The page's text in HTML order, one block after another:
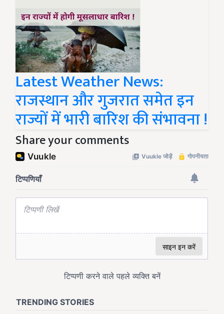
Latest Weather News:
राजस्थान और गुजरात समेत इन
राज्यों में भारी बारिश की संभावना !
Share your comments